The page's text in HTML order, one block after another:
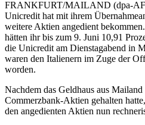
FRANKFURT/MAILAND (dpa-
Unicredit hat mit ihrem
weitere Aktien angedient
hätten ihr bis zum 9. Juni 10,91
die Unicredit am Dienstagabend in
waren den Italienern im Zuge der
worden.
Nachdem das Geldhaus aus
Commerzbank-Aktien gehalten
den angedienten Aktien nun